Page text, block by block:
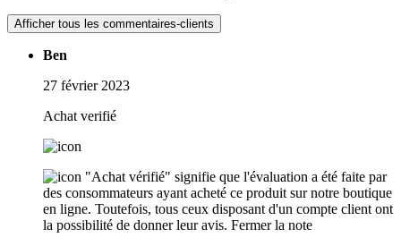
Afficher tous les commentaires-clients
Ben
27 février 2023
Achat verifié
"Achat vérifié" signifie que l'évaluation a été faite par
des consommateurs ayant acheté ce produit sur notre boutique
en ligne. Toutefois, tous ceux disposant d'un compte client ont
la possibilité de donner leur avis. Fermer la note